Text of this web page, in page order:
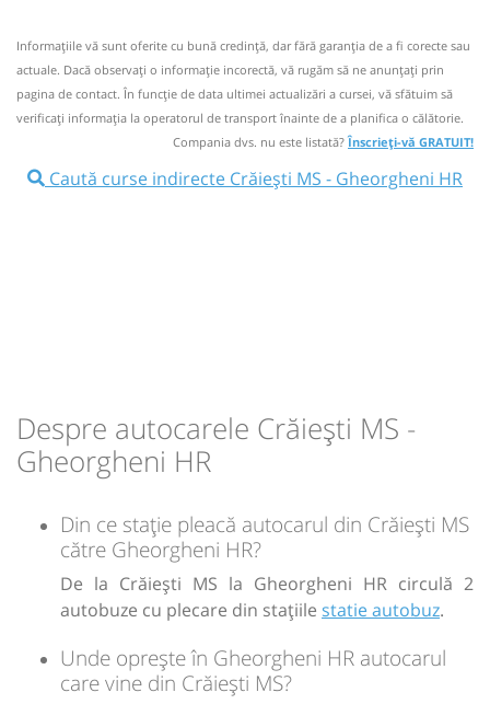
15:42 Crăiești MS statie autobuz
Autocar: Cluj Napoca - Mociu - Sărmășel -
Reghin - Răstolița - Toplița - Sărmaș - Ditrău -
Joseni - Gheorghen
Afiseaza itinerariu
Sursa:Dany Trans SRL| Ultima actualizare:10/2025
+4-0743-421.882 CURSA 1 +4-0754-587.327 CURSA 2 +4-
0266-341.135
Nu a circulat?Semnalați aici (15 comentarii)
Pune poze din călătoria ta⤣
17:00 Crăiești MS statie autobuz
Durată:
3h30 min
Zile de circulație:
-
Sursa: Dany Trans SRL | Ultima actualizare:
Informaţiile vă sunt oferite cu bună credinţă, dar fără garanţia de a fi corecte sau
actuale. Dacă observați o informaţie incorectă, vă rugăm să ne anunțați prin
pagina de contact. În funcție de data ultimei actualizări a cursei, vă sfătuim să
verificaţi informaţia la operatorul de transport înainte de a planifica o călătorie.
Compania dvs. nu este listată?Înscrieți-vă GRATUIT!
Caută curse indirecte Crăiești MS - Gheorgheni HR
Despre autocarele Crăiești MS -
Gheorgheni HR
Din ce stație pleacă autocarul din Crăiești MS
către Gheorgheni HR?
De la Crăiești MS la Gheorgheni HR circulă 2
autobuze cu plecare din stațiile statie autobuz.
Unde oprește în Gheorgheni HR autocarul
care vine din Crăiești MS?